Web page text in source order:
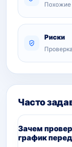
Риски
Часто
Зачем
график